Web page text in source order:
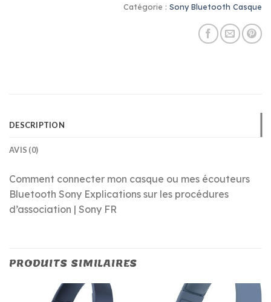
Catégorie : Sony Bluetooth Casque
DESCRIPTION
AVIS (0)
Comment connecter mon casque ou mes écouteurs
Bluetooth Sony Explications sur les procédures
d’association | Sony FR
PRODUITS SIMILAIRES